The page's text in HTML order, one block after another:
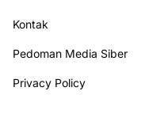
Kontak
Pedoman Media Siber
Privacy Policy